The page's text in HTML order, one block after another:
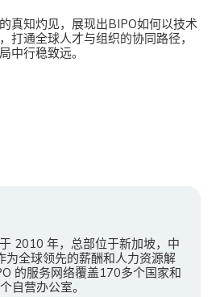
真知灼见，展现出BIPO如何以技术
打通全球人才与组织的协同路径，
中行稳致远。
2010 年，总部位于新加坡，中
为全球领先的薪酬和人力资源解
的服务网络覆盖170多个国家和
自营办公室。